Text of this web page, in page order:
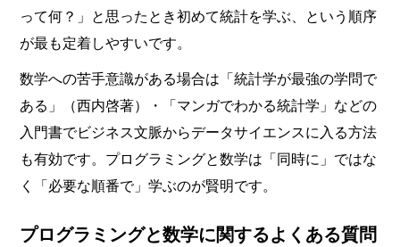
って何？」と思ったとき初めて統計を学ぶ、という順序
が最も定着しやすいです。
数学への苦手意識がある場合は「統計学が最強の学問で
ある」（西内啓著）・「マンガでわかる統計学」などの
入門書でビジネス文脈からデータサイエンスに入る方法
も有効です。プログラミングと数学は「同時に」ではな
く「必要な順番で」学ぶのが賢明です。
プログラミングと数学に関するよくある質問